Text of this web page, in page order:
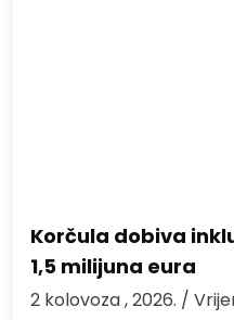
Korčula dobiva
1,5 milijuna eura
2 kolovoza , 2026. /